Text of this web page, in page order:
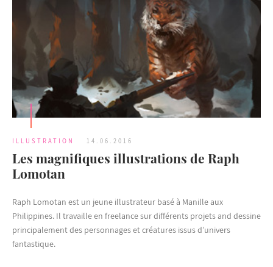
ILLUSTRATION 14.06.2016
Les magnifiques illustrations de Raph
Lomotan
Raph Lomotan est un jeune illustrateur basé à Manille aux
Philippines. Il travaille en freelance sur différents projets and dessine
principalement des personnages et créatures issus d’univers
fantastique.